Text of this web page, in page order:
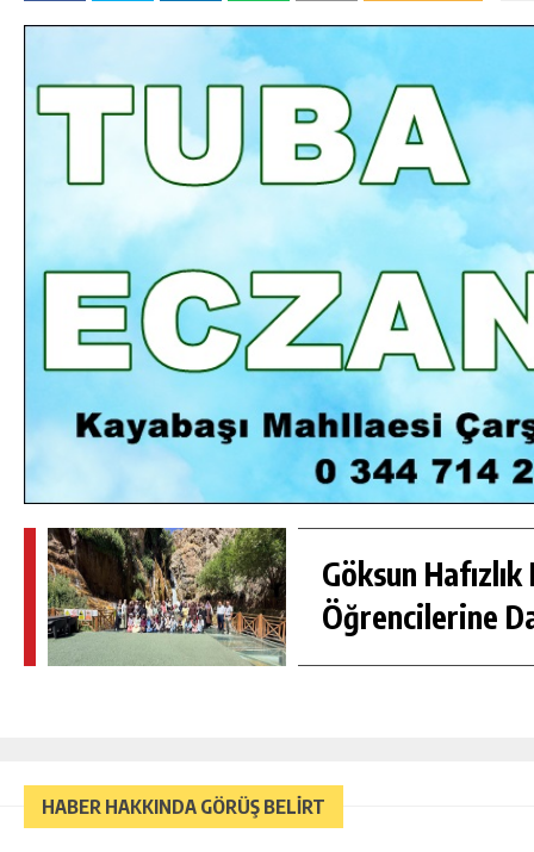
Göksun Hafızlık
Öğrencilerine
HABER HAKKINDA GÖRÜŞ BELİRT
GÜNLÜK HABER AKIŞI
GÖKSUN HAFIZLIK KIZ KUR’AN KURSU
ÖĞRENCILERINE DARENDE GEZISI.